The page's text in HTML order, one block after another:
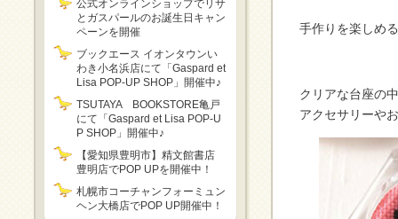
公式オンラインショップでリサ
とガスパールのお誕生日キャン
ペーンを開催
ブックエース イオンタウンい
わき小名浜店にて「Gaspard et
Lisa POP-UP SHOP」開催中♪
TSUTAYA BOOKSTORE亀戸
にて「Gaspard et Lisa POP-U
P SHOP」開催中♪
【愛知県豊明市】精文館書店
豊明店でPOP UPを開催中！
札幌市コーチャンフォーミュン
ヘン大橋店でPOP UP開催中！
手作りを楽しめる
クリアな台座の
アクセサリーや